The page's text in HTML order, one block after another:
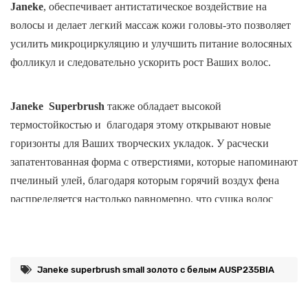
Janeke, обеспечивает антистатическое воздействие на
волосы и делает легкий массаж кожи головы-это позволяет
усилить микроциркуляцию и улучшить питание волосяных
фолликул и следовательно ускорить рост Ваших волос.
Janeke Superbrush также обладает высокой
термостойкостью и благодаря этому открывают новые
горизонты для Ваших творческих укладок. У расчески
запатентованная форма с отверстиями, которые напоминают
пчелиный улей, благодаря которым горячий воздух фена
распределяется настолько равномерно, что сушка волос
Janeke superbrush small золото с белым AUSP235BIA